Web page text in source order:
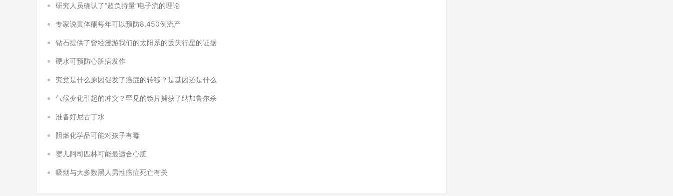
研究人员确认了“超负持量”电子流的理论
专家说黄体酮每年可以预防8,450例流产
钻石提供了曾经漫游我们的太阳系的丢失行星的证据
硬水可预防心脏病发作
究竟是什么原因促发了癌症的转移？是基因还是什么
气候变化引起的冲突？罕见的镜片捕获了纳加鲁尔杀
准备好尼古丁水
阻燃化学品可能对孩子有毒
婴儿阿司匹林可能最适合心脏
吸烟与大多数黑人男性癌症死亡有关